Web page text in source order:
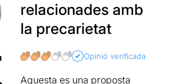
relacionades amb
la precarietat
Opinió verificada
Aquesta es una proposta